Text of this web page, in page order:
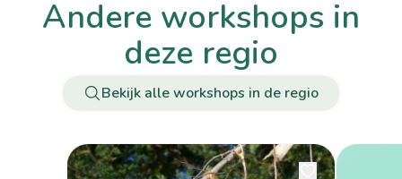
andere workshops in
deze regio
Bekijk alle workshops in de regio